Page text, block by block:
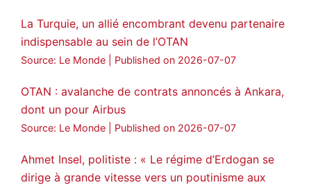
La Turquie, un allié encombrant devenu partenaire
indispensable au sein de l’OTAN
Source: Le Monde Published on 2026-07-07
OTAN : avalanche de contrats annoncés à Ankara,
dont un pour Airbus
Source: Le Monde Published on 2026-07-07
Ahmet Insel, politiste : « Le régime d’Erdogan se
dirige à grande vitesse vers un poutinisme aux